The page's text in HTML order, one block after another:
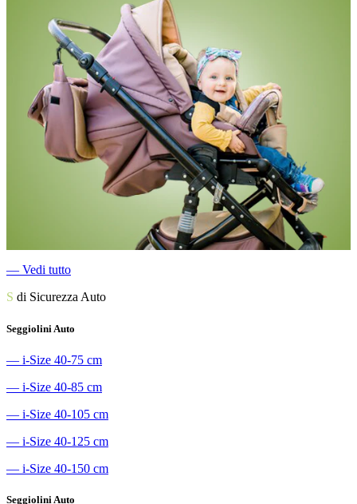
― Vedi tutto
S di Sicurezza Auto
Seggiolini Auto
― i-Size 40-75 cm
― i-Size 40-85 cm
― i-Size 40-105 cm
― i-Size 40-125 cm
― i-Size 40-150 cm
Seggiolini Auto